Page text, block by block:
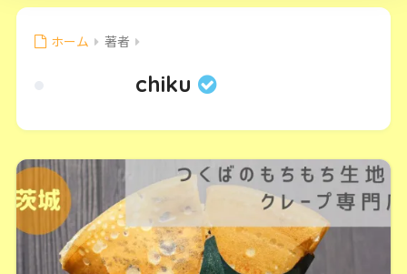
ホーム 著者
chiku